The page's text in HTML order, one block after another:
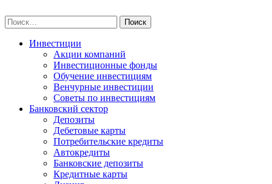
to
content
Найти:
Инвестиции
Акции компаний
Инвестиционные фонды
Обучение инвестициям
Венчурные инвестиции
Советы по инвестициям
Банковский сектор
Депозиты
Дебетовые карты
Потребительские кредиты
Автокредиты
Банковские депозиты
Кредитные карты